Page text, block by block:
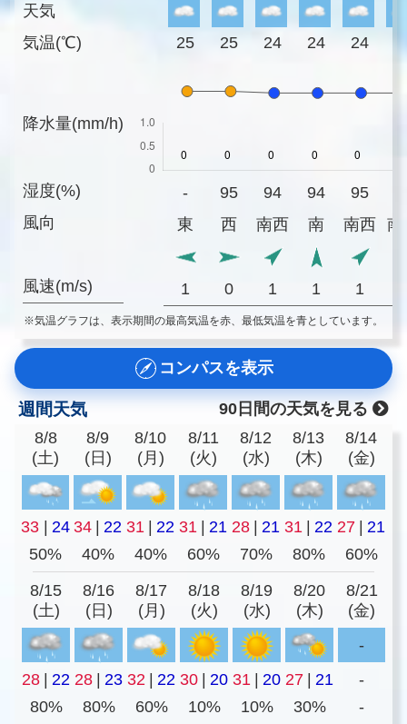
天気
気温(℃)
降水量(mm/h)
湿度(%)
風向
風速(m/s)
25 25 24 24 24
- 95 94 94 95
東
西 南西 南 南西 南
1 0 1 1 1
※気温グラフは、表示期間の最高気温を赤、最低気温を青としています。
コンパスを表示
週間天気
90日間の天気を見る
8/8
(土)
8/9
(日)
8/10
(月)
8/11
(火)
8/12
(水)
8/13
(木)
8/14
(金)
33 | 24 34 | 22 31 | 22 31 | 21 28 | 21 31 | 22 27 | 21
50%
40% 40% 60% 70% 80% 60%
8/15
(土)
8/16
(日)
8/17
(月)
8/18
(火)
8/19
(水)
8/20
(木)
8/21
(金)
-
28 | 22 28 | 23 32 | 22 30 | 20 31 | 20 27 | 21
-
80%
80% 60% 10% 10% 30%
-